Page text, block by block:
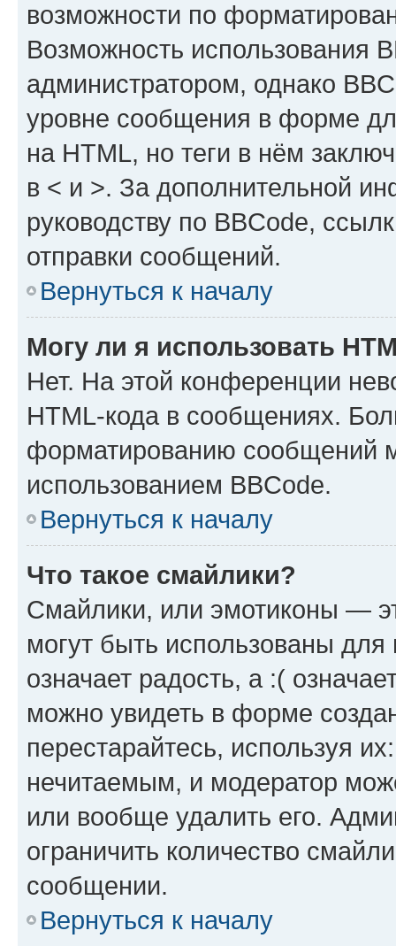
возможности по
Возможность использования
администратором, однако
уровне сообщения в форме
на HTML, но теги в нём
в < и >. За дополнительной
руководству по BBCode,
отправки сообщений.
Вернуться к началу
Могу ли я использовать
Нет. На этой конференции
HTML-кода в сообщениях.
форматированию сообщений
использованием BBCode.
Вернуться к началу
Что такое смайлики?
Смайлики, или эмотиконы —
могут быть использованы
означает радость, а :(
можно увидеть в форме
перестарайтесь, используя
нечитаемым, и модератор
или вообще удалить его.
ограничить количество
сообщении.
Вернуться к началу